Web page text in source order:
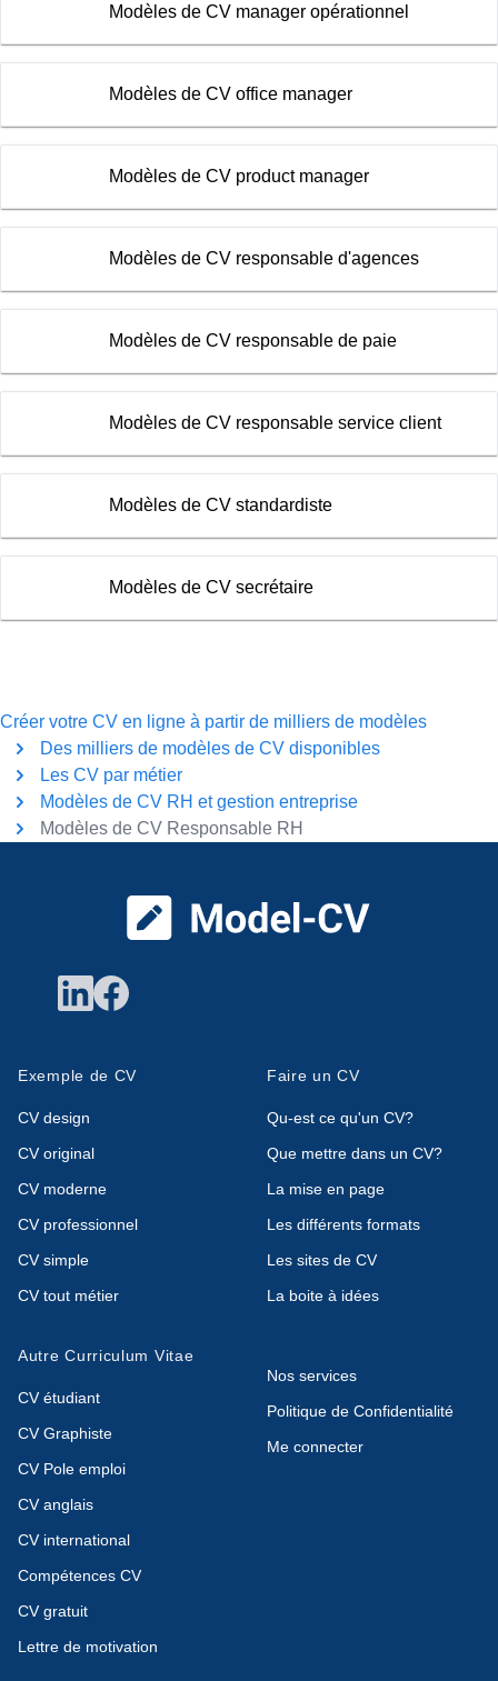
Modèles de CV manager opérationnel
Modèles de CV office manager
Modèles de CV product manager
Modèles de CV responsable d'agences
Modèles de CV responsable de paie
Modèles de CV responsable service client
Modèles de CV standardiste
Modèles de CV secrétaire
Créer votre CV en ligne à partir de milliers de modèles
Des milliers de modèles de CV disponibles
Les CV par métier
Modèles de CV RH et gestion entreprise
Modèles de CV Responsable RH
Exemple de CV
CV design
CV original
CV moderne
CV professionnel
CV simple
CV tout métier
Faire un CV
Qu-est ce qu'un CV?
Que mettre dans un CV?
La mise en page
Les différents formats
Les sites de CV
La boite à idées
Autre Curriculum Vitae
CV étudiant
CV Graphiste
CV Pole emploi
CV anglais
CV international
Compétences CV
CV gratuit
Lettre de motivation
Nos services
Politique de Confidentialité
Me connecter